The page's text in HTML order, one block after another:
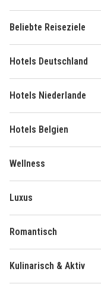
Beliebte Reiseziele
Hotels Deutschland
Hotels Niederlande
Hotels Belgien
Wellness
Luxus
Romantisch
Kulinarisch & Aktiv